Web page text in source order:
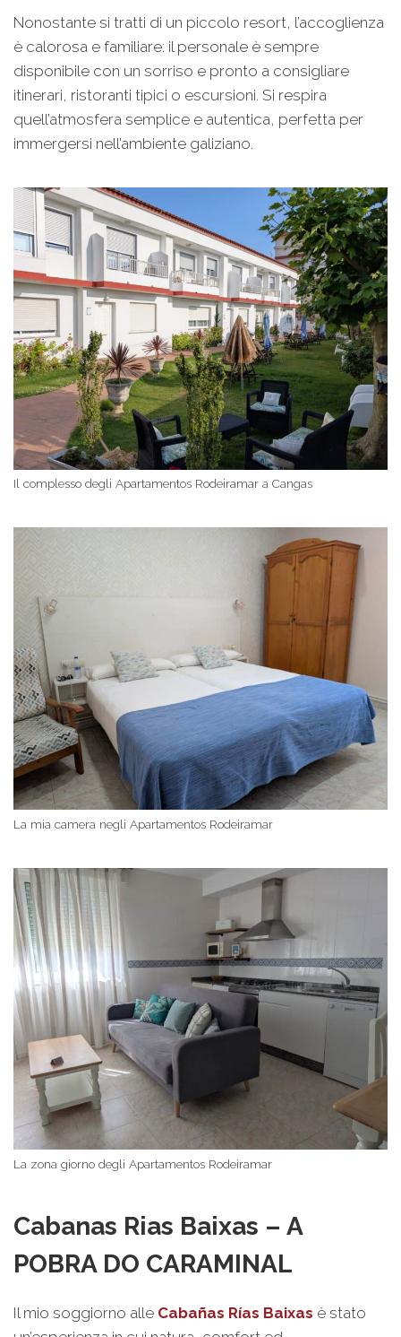
Nonostante si tratti di un piccolo resort, l’accoglienza
è calorosa e familiare: il personale è sempre
disponibile con un sorriso e pronto a consigliare
itinerari, ristoranti tipici o escursioni. Si respira
quell’atmosfera semplice e autentica, perfetta per
immergersi nell’ambiente galiziano.
Il complesso degli Apartamentos Rodeiramar a Cangas
La mia camera negli Apartamentos Rodeiramar
La zona giorno degli Apartamentos Rodeiramar
Cabanas Rias Baixas – A
POBRA DO CARAMINAL
Il mio soggiorno alle Cabañas Rías Baixas è stato